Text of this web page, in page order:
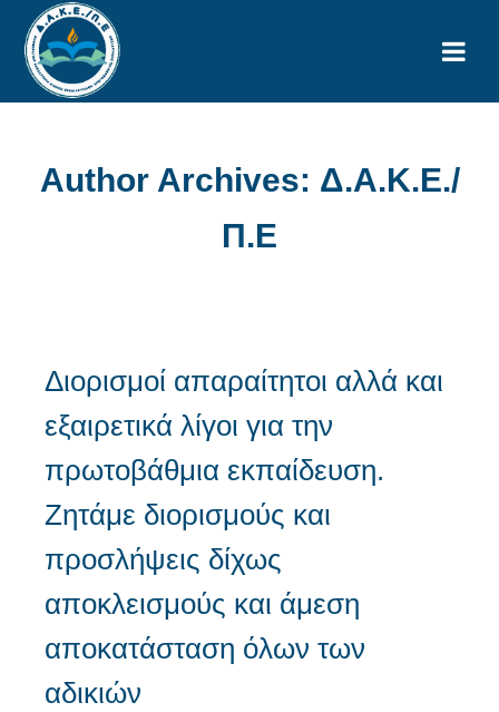
Author Archives: Δ.Α.Κ.Ε./
Π.Ε
Διορισμοί απαραίτητοι αλλά και
εξαιρετικά λίγοι για την
πρωτοβάθμια εκπαίδευση.
Ζητάμε διορισμούς και
προσλήψεις δίχως
αποκλεισμούς και άμεση
αποκατάσταση όλων των
αδικιών